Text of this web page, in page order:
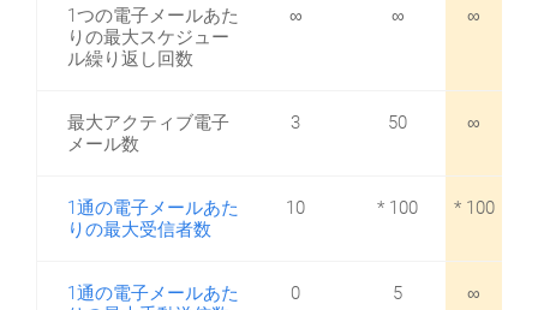
1つの電子メールあた
りの最大スケジュー
ル繰り返し回数
∞ ∞ ∞
最大アクティブ電子
メール数
3 50 ∞
1通の電子メールあた
りの最大受信者数
10 * 100 * 100
1通の電子メールあた
0 5 ∞